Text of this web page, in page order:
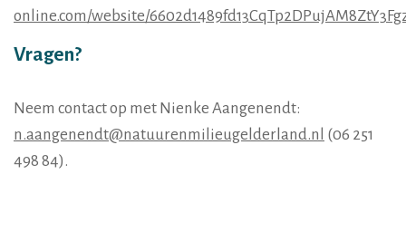
online.com/website/
Vragen?
Neem contact op met Nienke Aangenendt:
n.aangenendt@natuurenmilieugelderland.nl (06 251
498 84).